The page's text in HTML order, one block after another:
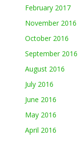
February 2017
November 2016
October 2016
September 2016
August 2016
July 2016
June 2016
May 2016
April 2016